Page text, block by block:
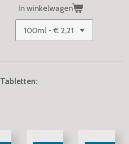
In winkelwagen
Tabletten: